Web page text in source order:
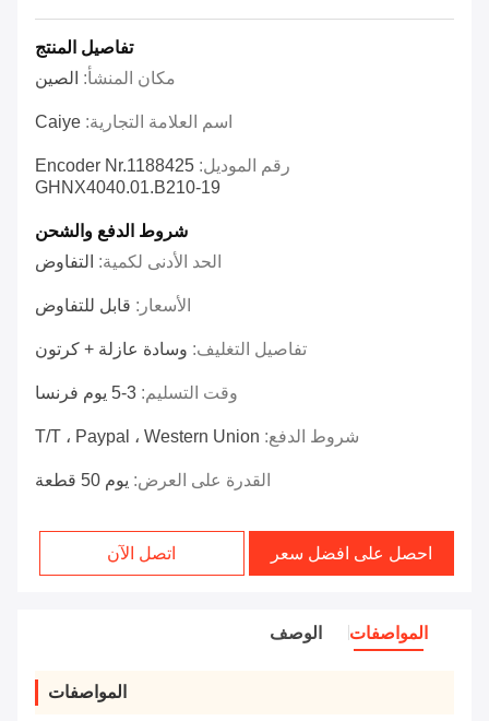
تفاصيل المنتج
مكان المنشأ: الصين
اسم العلامة التجارية: Caiye
رقم الموديل: Encoder Nr.1188425
GHNX4040.01.B210-19
شروط الدفع والشحن
الحد الأدنى لكمية: التفاوض
الأسعار: قابل للتفاوض
تفاصيل التغليف: وسادة عازلة + كرتون
وقت التسليم: 3-5 يوم فرنسا
شروط الدفع: T/T ، Paypal ، Western Union
القدرة على العرض: يوم 50 قطعة
احصل على افضل سعر اتصل الآن
المواصفات الوصف
المواصفات